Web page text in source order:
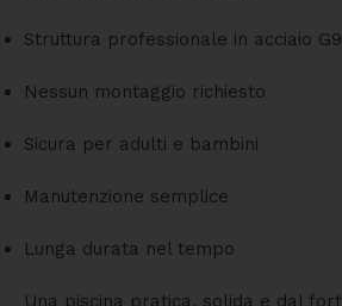
Struttura professionale in acciaio
Nessun montaggio richiesto
Sicura per adulti e bambini
Manutenzione semplice
Lunga durata nel tempo
Una piscina pratica, solida e dal